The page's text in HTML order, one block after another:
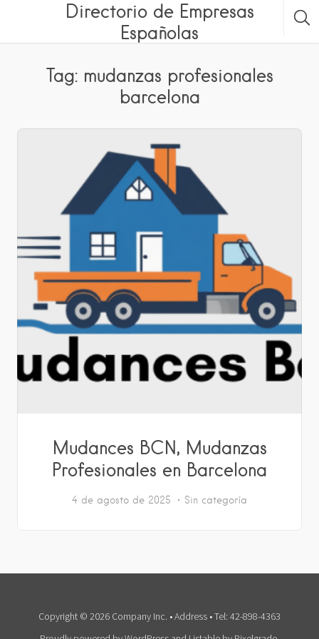
Directorio de Empresas
Españolas
Tag: mudanzas profesionales
barcelona
Mudances BCN, Mudanzas
Profesionales en Barcelona
4 de agosto de 2025 Sin categoría
Copyright © 2026 Company Inc. • Address • Tel: 42-898-4363